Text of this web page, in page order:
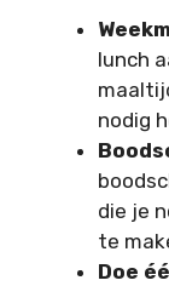
lunch
nodig
die je
te
Doe